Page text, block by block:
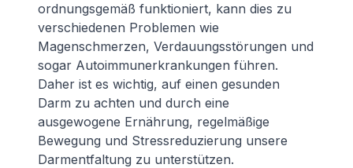
ordnungsgemäß funktioniert, kann dies zu
verschiedenen Problemen wie
Magenschmerzen, Verdauungsstörungen und
sogar Autoimmunerkrankungen führen.
Daher ist es wichtig, auf einen gesunden
Darm zu achten und durch eine
ausgewogene Ernährung, regelmäßige
Bewegung und Stressreduzierung unsere
Darmentfaltung zu unterstützen.